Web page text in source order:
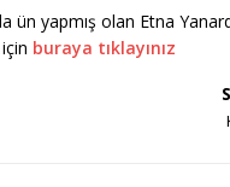
ün yapmış olan Etna
buraya tıklayınız